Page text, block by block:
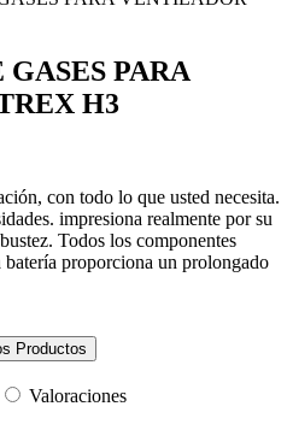
PARA
H3
con todo lo que usted necesita.
impresiona realmente por su
Todos los componentes
proporciona un prolongado
Productos
Valoraciones